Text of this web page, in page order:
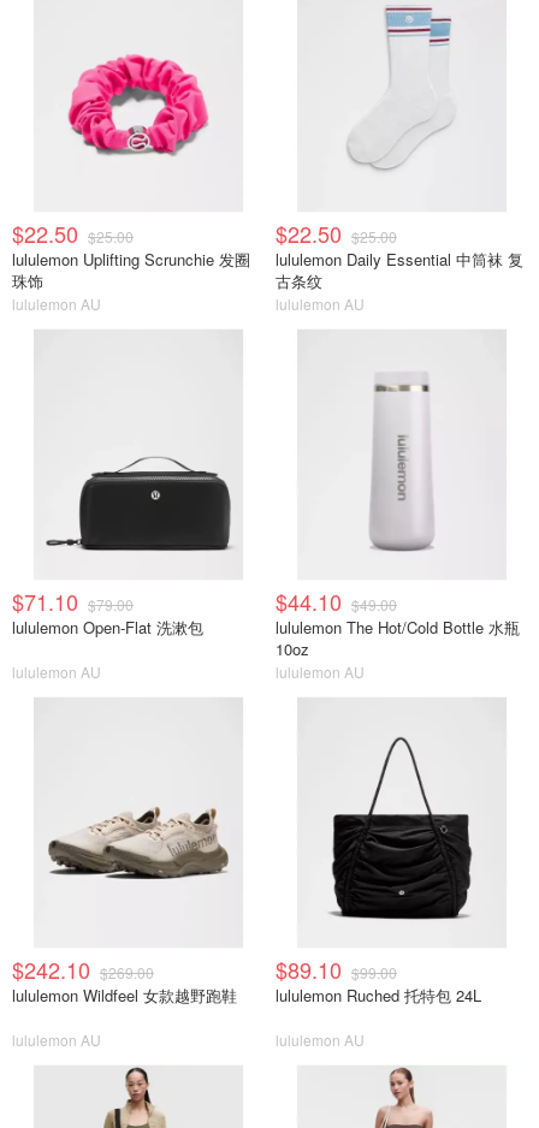
$22.50 $25.00
lululemon Uplifting Scrunchie 发圈
珠饰
lululemon AU
$22.50 $25.00
lululemon Daily Essential 中筒袜 复
古条纹
lululemon AU
$71.10 $79.00
lululemon Open-Flat 洗漱包
lululemon AU
$44.10 $49.00
lululemon The Hot/Cold Bottle 水瓶
10oz
lululemon AU
$242.10 $269.00
lululemon Wildfeel 女款越野跑鞋
lululemon AU
$89.10 $99.00
lululemon Ruched 托特包 24L
lululemon AU